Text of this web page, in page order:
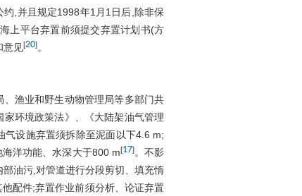
,并且规定1998年1月1日后,除非保
上平台弃置前须提交弃置计划书(方
意见[20]。
渔业和野生动物管理局等多部门共
环境政策法》、《大陆架油气管理
设施弃置须拆除至泥面以下4.6 m;
洋功能、水深大于800 m[17]。不影
油污,对管道进行分段剪切、填充惰
配件;弃置作业前须分析、论证弃置